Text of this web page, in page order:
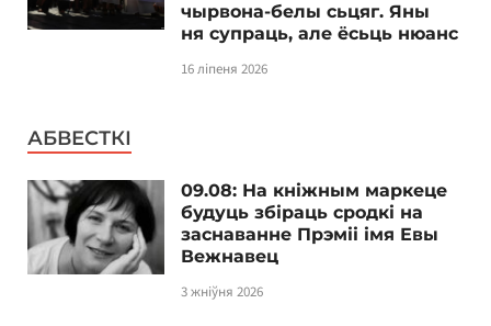
чырвона-белы сьцяг. Яны
ня супраць, але ёсьць нюанс
16 ліпеня 2026
АБВЕСТКІ
09.08: На кніжным маркеце
будуць збіраць сродкі на
заснаванне Прэміі імя Евы
Вежнавец
3 жніўня 2026